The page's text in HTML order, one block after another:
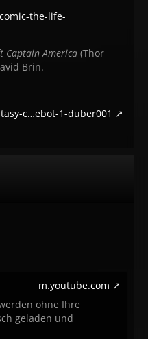
the-life-
Captain America (Thor
Brin.
c…ebot-1-duber001
m.youtube.com
ohne Ihre
geladen und